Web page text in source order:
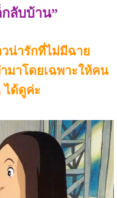
ลับบ้าน”
น่ารักที่ไม่มีฉาย
มาโดยเฉพาะให้คน
ได้ดูค่ะ